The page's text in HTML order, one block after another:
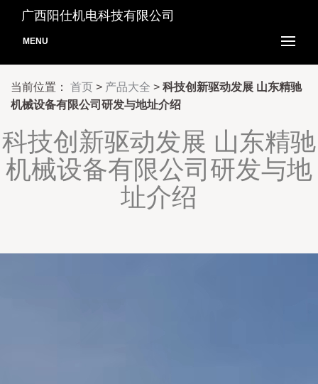
广西阳仕机电科技有限公司
MENU
当前位置： 首页 > 产品大全 > 科技创新驱动发展 山东精驰
机械设备有限公司研发与地址介绍
科技创新驱动发展 山东精驰
机械设备有限公司研发与地
址介绍